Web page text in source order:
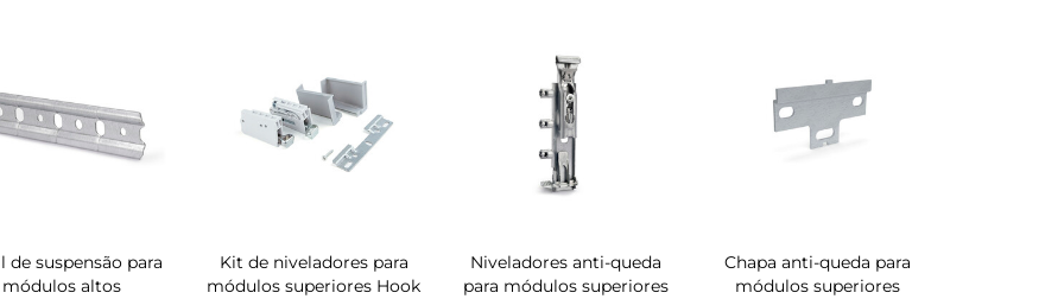
de suspensão para
módulos altos
Kit de niveladores para
módulos superiores Hook
Niveladores anti-queda
para módulos superiores
Chapa anti-queda para
módulos superiores